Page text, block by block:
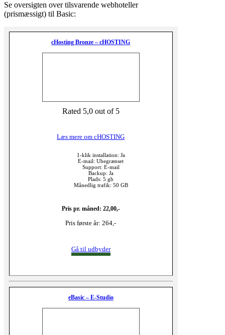
Se oversigten over tilsvarende webhoteller
(prismæssigt) til Basic:
cHosting Bronze – cHOSTING
Rated 5,0 out of 5
Læs mere om cHOSTING
1-klik installation: Ja
E-mail: Ubegrænset
Support: E-mail
Backup: Ja
Plads: 5 gb
Månedlig trafik: 50 GB
Pris pr. måned: 22,00,-
Pris første år: 264,-
Gå til udbyder
eBasic – E-Studio